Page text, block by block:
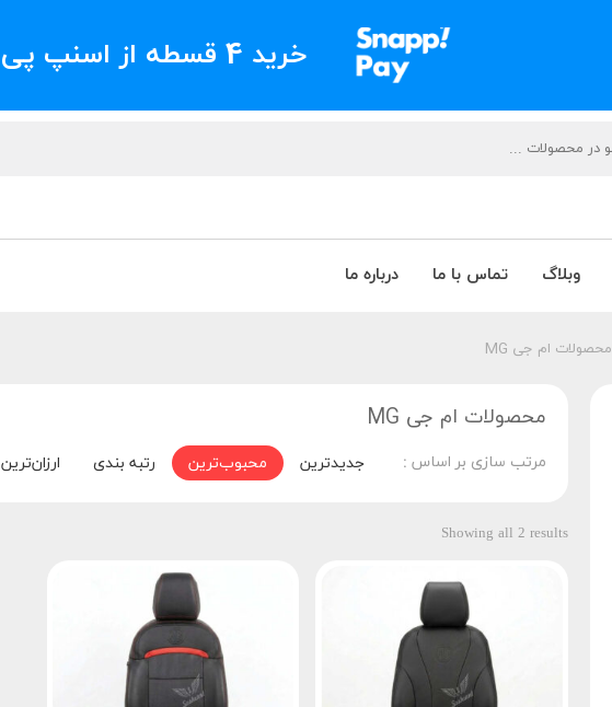
خرید 4 قسطه از اسنپ پی
وبلاگ تماس با ما درباره ما
محصولات ام جی MG
محصولات ام جی MG
مرتب سازی بر اساس : جدیدترین محبوب‌ترین رتبه بندی ارزان‌ترین
Showing all 2 results